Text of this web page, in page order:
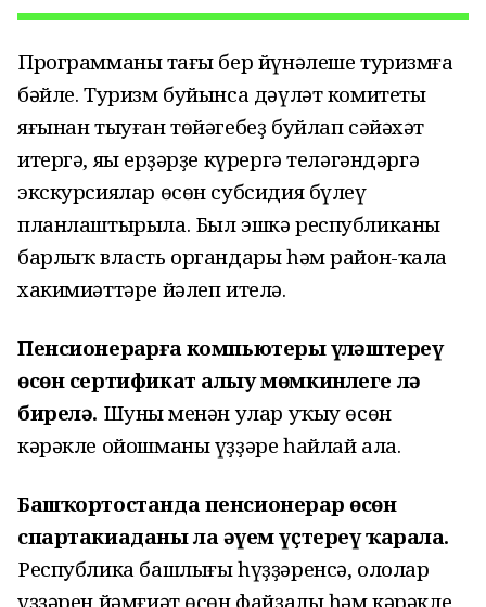
Программаның тағы бер йүнәлеше туризмға
бәйле. Туризм буйынса дәүләт комитеты
яғынан тыуған төйәгебеҙ буйлап сәйәхәт
итергә, яңы ерҙәрҙе күрергә теләгәндәргә
экскурсиялар өсөн субсидия бүлеү
планлаштырыла. Был эшкә республиканың
барлыҡ власть органдары һәм район-ҡала
хакимиәттәре йәлеп ителә.
Пенсионерҙарға компьютерҙы үҙләштереү
өсөн сертификат алыу мөмкинлеге лә
бирелә. Шуның менән улар уҡыу өсөн
кәрәкле ойошманы үҙҙәре һайлай ала.
Башҡортостанда пенсионерҙар өсөн
спартакиаданы ла әүҙем үҫтереү ҡарала.
Республика башлығы һүҙҙәренсә, ололар
үҙҙәрен йәмғиәт өсөн файҙалы һәм кәрәкле